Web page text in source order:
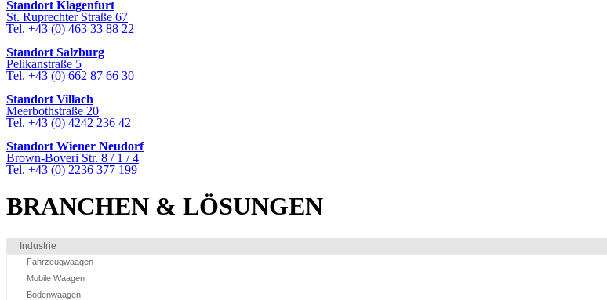
Standort Klagenfurt
St. Ruprechter Straße 67
Tel. +43 (0) 463 33 88 22
Standort Salzburg
Pelikanstraße 5
Tel. +43 (0) 662 87 66 30
Standort Villach
Meerbothstraße 20
Tel. +43 (0) 4242 236 42
Standort Wiener Neudorf
Brown-Boveri Str. 8 / 1 / 4
Tel. +43 (0) 2236 377 199
BRANCHEN & LÖSUNGEN
Industrie
Fahrzeugwaagen
Mobile Waagen
Bodenwaagen